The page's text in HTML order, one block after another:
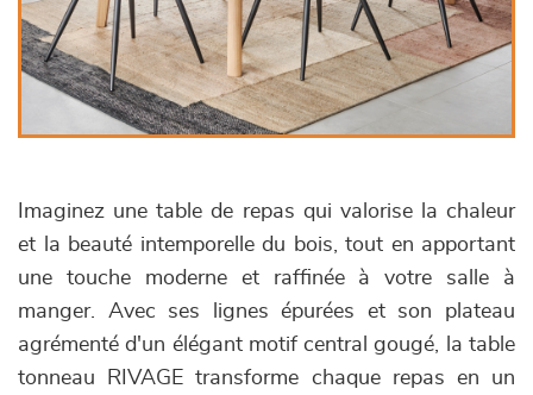
Imaginez une table de repas qui valorise la chaleur
et la beauté intemporelle du bois, tout en apportant
une touche moderne et raffinée à votre salle à
manger. Avec ses lignes épurées et son plateau
agrémenté d'un élégant motif central gougé, la table
tonneau RIVAGE transforme chaque repas en un